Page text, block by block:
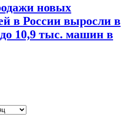
новых
в России выросли в
10,9 тыс. машин в